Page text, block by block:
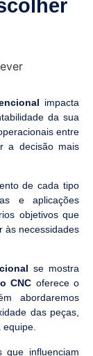
impacta
da sua
entre
a decisão mais
de cada tipo
e aplicações
objetivos que
às necessidades
se mostra
CNC oferece o
abordaremos
das peças,
equipe.
influenciam